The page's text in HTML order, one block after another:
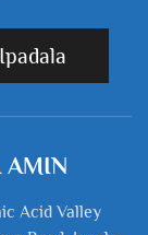
Ipadala
AMIN
Acid Valley